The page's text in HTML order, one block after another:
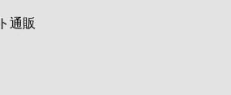
通販